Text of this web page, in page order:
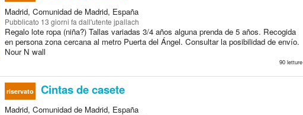
Madrid, Comunidad de Madrid, España
Pubblicato 13 giorni fa dall'utente jpallach
Regalo lote ropa (niña?) Tallas variadas 3/4 años alguna prenda de 5 años. Recogida
en persona zona cercana al metro Puerta del Ángel. Consultar la posibilidad de envío.
Nour N wall
90 letture
riservato Cintas de casete
Madrid, Comunidad de Madrid, España